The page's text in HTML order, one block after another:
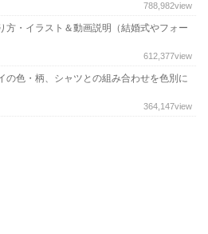
788,982view
方・イラスト＆動画説明（結婚式やフォー
612,377view
の色・柄、シャツとの組み合わせを色別に
364,147view